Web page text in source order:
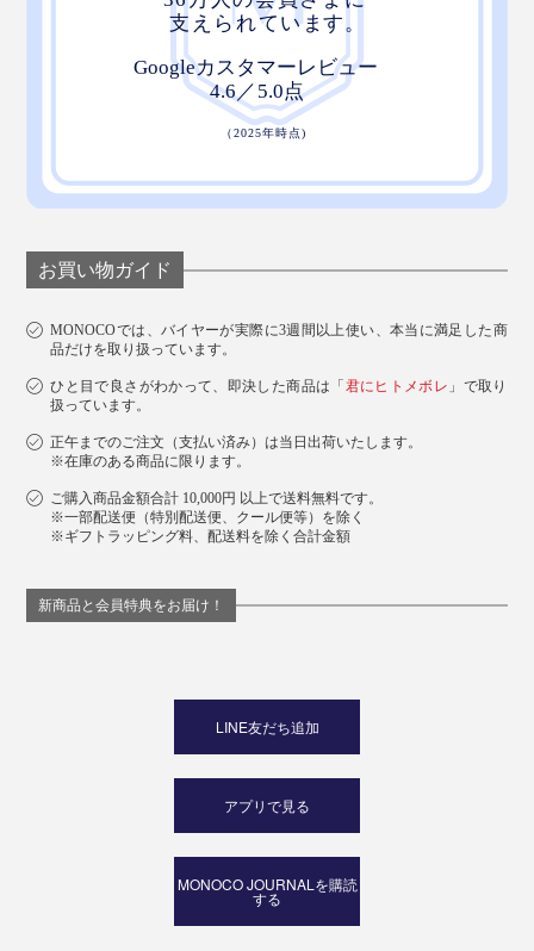
お買い物ガイド
MONOCOでは、バイヤーが実際に3週間以上使い、本当に満足した商
品だけを取り扱っています。
ひと目で良さがわかって、即決した商品は「 君にヒトメボレ 」で取り
扱っています。
正午までのご注文（支払い済み）は当日出荷いたします。
※在庫のある商品に限ります。
ご購入商品金額合計 10,000円 以上で送料無料です。
※一部配送便（特別配送便、クール便等）を除く
※ギフトラッピング料、配送料を除く合計金額
新商品と会員特典をお届け！
LINE友だち追加
アプリで見る
MONOCO JOURNALを購読
する